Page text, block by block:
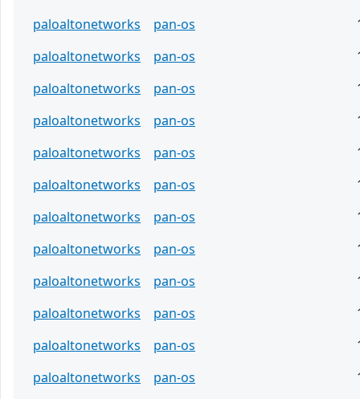
paloaltonetworks
pan-os
paloaltonetworks
pan-os
paloaltonetworks
pan-os
paloaltonetworks
pan-os
paloaltonetworks
pan-os
paloaltonetworks
pan-os
paloaltonetworks
pan-os
paloaltonetworks
pan-os
paloaltonetworks
pan-os
paloaltonetworks
pan-os
paloaltonetworks
pan-os
paloaltonetworks
pan-os